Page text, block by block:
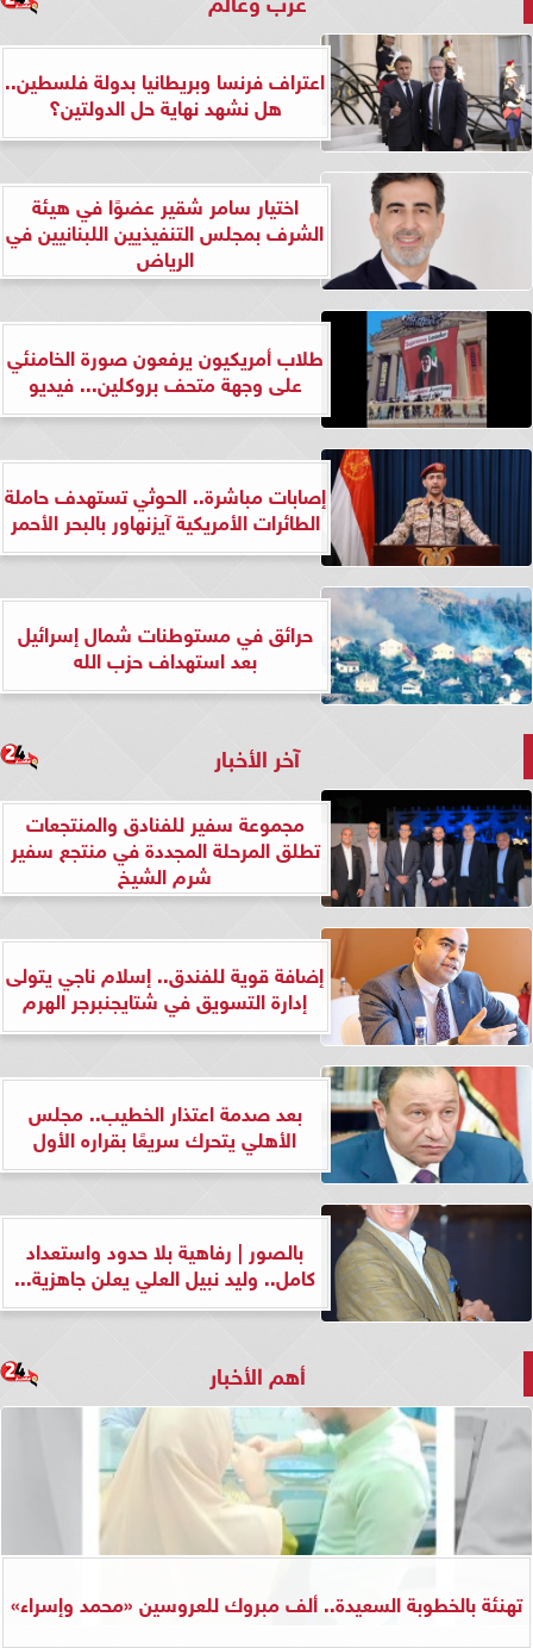
اعتراف فرنسا وبريطانيا بدولة فلسطين..
هل نشهد نهاية حل الدولتين؟
اختيار سامر شقير عضوًا في هيئة
الشرف بمجلس التنفيذيين اللبنانيين في
الرياض
طلاب أمريكيون يرفعون صورة الخامنئي
على وجهة متحف بروكلين... فيديو
إصابات مباشرة.. الحوثي تستهدف حاملة
الطائرات الأمريكية آيزنهاور بالبحر الأحمر
حرائق في مستوطنات شمال إسرائيل
بعد استهداف حزب الله
آخر الأخبار
مجموعة سفير للفنادق والمنتجعات
تطلق المرحلة المجددة في منتجع سفير
شرم الشيخ
إضافة قوية للفندق.. إسلام ناجي يتولى
إدارة التسويق في شتايجنبرجر الهرم
بعد صدمة اعتذار الخطيب.. مجلس
الأهلي يتحرك سريعًا بقراره الأول
بالصور | رفاهية بلا حدود واستعداد
كامل.. وليد نبيل العلي يعلن جاهزية...
أهم الأخبار
تهنئة بالخطوبة السعيدة.. ألف مبروك للعروسين «محمد وإسراء»